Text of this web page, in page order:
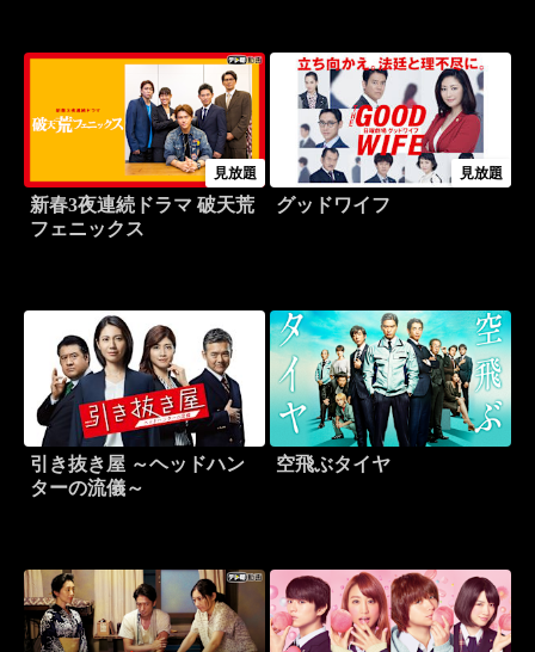
見放題
新春3夜連続ドラマ 破天荒
フェニックス
見放題
グッドワイフ
引き抜き屋 ～ヘッドハン
ターの流儀～
空飛ぶタイヤ